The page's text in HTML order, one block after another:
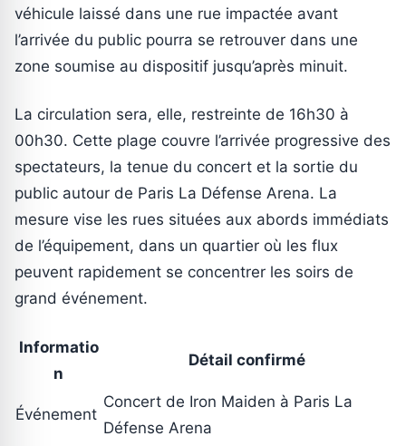
véhicule laissé dans une rue impactée avant
l’arrivée du public pourra se retrouver dans une
zone soumise au dispositif jusqu’après minuit.
La circulation sera, elle, restreinte de 16h30 à
00h30. Cette plage couvre l’arrivée progressive des
spectateurs, la tenue du concert et la sortie du
public autour de Paris La Défense Arena. La
mesure vise les rues situées aux abords immédiats
de l’équipement, dans un quartier où les flux
peuvent rapidement se concentrer les soirs de
grand événement.
Informatio
n
Détail confirmé
Événement
Concert de Iron Maiden à Paris La
Défense Arena